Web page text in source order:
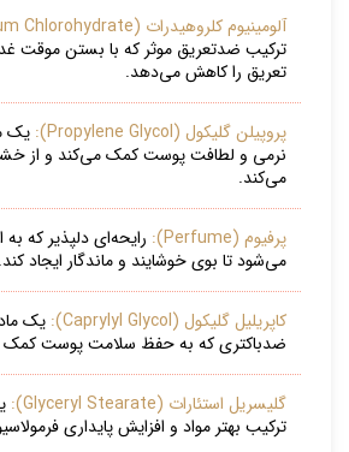
آلومینیوم کلروهیدرات (Aluminum Chlorohydrate):
ترکیب ضدتعریق موثر که با بستن موقت
تعریق را کاهش می‌دهد.
پروپیلن گلیکول (Propylene Glycol):
یک
نرمی و لطافت پوست کمک می‌کند و از
می‌کند.
پرفیوم (Perfume):
رایحه‌ای دلپذیر که
می‌شود تا بوی خوشایند و ماندگار ایجاد کند.
کاپریلیل گلیکول (Caprylyl Glycol):
یک
ضدباکتری که به حفظ سلامت پوست کمک
گلیسریل استئارات (Glyceryl Stearate):
ترکیب بهتر مواد و افزایش پایداری